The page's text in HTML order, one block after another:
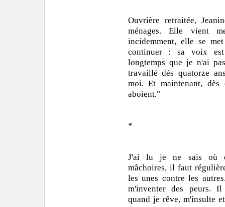
Ouvrière retraitée,
ménages. Elle vient
incidemment, elle se
continuer : sa voix
longtemps que je n'ai
travaillé dès quatorze
moi. Et maintenant,
aboient."
*
J'ai lu je ne sais où
mâchoires, il faut
les unes contre les
m'inventer des peurs.
quand je rêve, m'insulte